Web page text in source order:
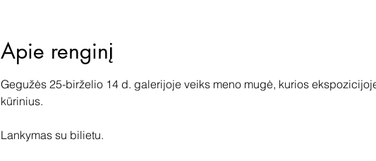
Apie renginį
Gegužės 25-birželio 14 d. galerijoje veiks meno mugė, kurios
kūrinius.
Lankymas su bilietu.